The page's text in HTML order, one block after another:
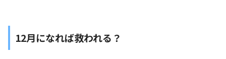
12月になれば救われる？